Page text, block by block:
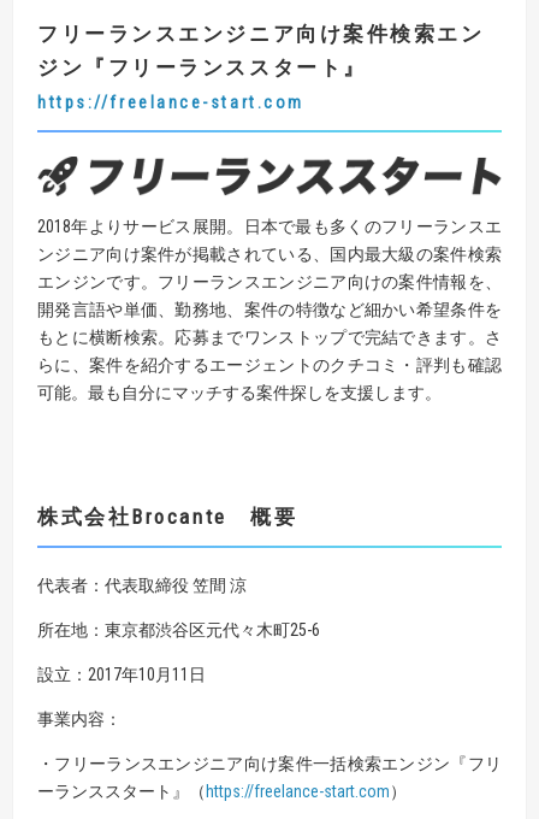
フリーランスエンジニア向け案件検索エン
ジン 『 フリーランススタート 』
https://freelance-start.com
2018年よりサービス展開。日本で最も多くのフリーランスエ
ンジニア向け案件が掲載されている、国内最大級の案件検索
エンジンです。フリーランスエンジニア向けの案件情報を、
開発言語や単価、勤務地、案件の特徴など細かい希望条件を
もとに横断検索。応募までワンストップで完結できます。さ
らに、案件を紹介するエージェントのクチコミ・評判も確認
可能。最も自分にマッチする案件探しを支援します。
株式会社Brocante 概要
代表者：代表取締役 笠間 涼
所在地：東京都渋⾕区元代々⽊町25-6
設⽴：2017年10⽉11⽇
事業内容：
・フリーランスエンジニア向け案件⼀括検索エンジン『フリ
ーランススタート』（ https://freelance-start.com）